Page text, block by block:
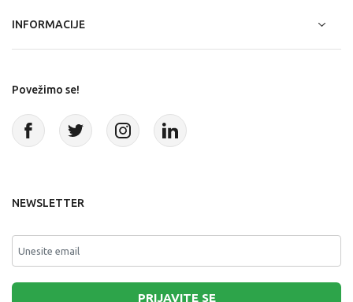
INFORMACIJE
Povežimo se!
NEWSLETTER
PRIJAVITE SE